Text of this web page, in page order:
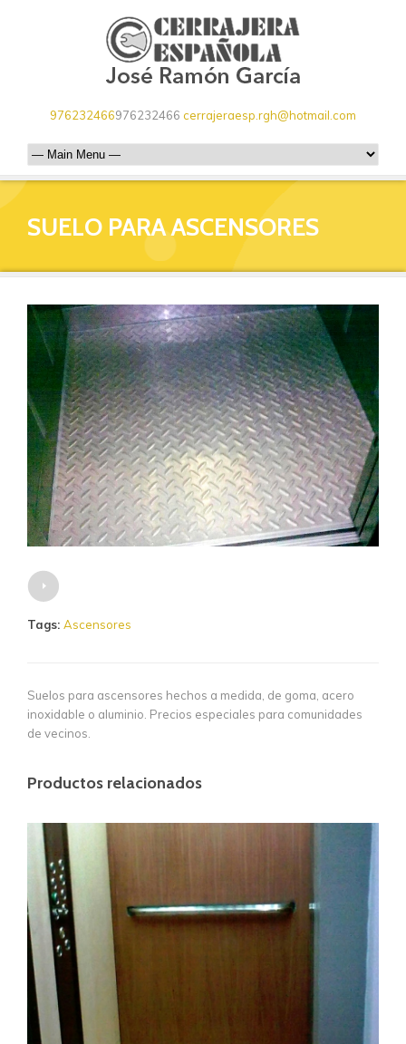
976232466976232466 cerrajeraesp.rgh@hotmail.com
SUELO PARA ASCENSORES
Tags: Ascensores
Suelos para ascensores hechos a medida, de goma, acero
inoxidable o aluminio. Precios especiales para comunidades
de vecinos.
Productos relacionados